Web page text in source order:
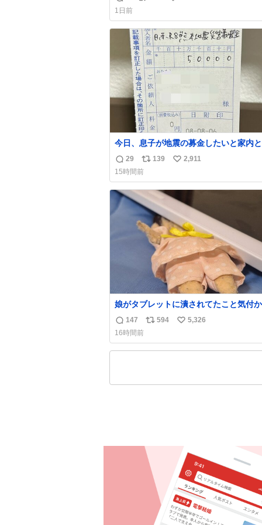
育の環境を見直して 動物の命を護って
い…と 治療中のライオンが助かりますように
すべての動物の命が護られますように
2026.7.3📷多摩動物公園にて 残念なが
の識別は出来ません
返
信
数
リ
ス
ト
数
い
ね
数
1日前
今日、息子が地震の募金したいと家内
局に行ったみたいです。おもちゃとか
択肢もあったと思うけど、自分で貯め
円を役に立てて欲しい、みんなも元気
て欲しいと。家内も一緒に募金したの
分も何かできたらなぁと思いました。
返
信
数
29
リ
ポ
ス
ト
数
139
い
ね
数
2,911
15時間前
娘がタブレットに潰されてたこと気付
った。 旦那だけは娘の波長を感じ取れ
声出せずともSOSが伝わったらしい。
旦那が救出して、泣きじゃくる娘に自
って抱きしめようとしたら、ビンタさ
返
信
数
147
リ
ス
594
い
ね
5,326
16時間前